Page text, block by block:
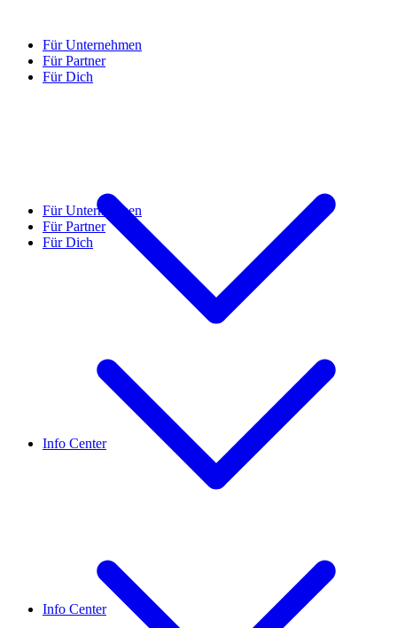
Für Unternehmen
Für Partner
Für Dich
Info Center
Für Unternehmen
Für Partner
Für Dich
Info Center